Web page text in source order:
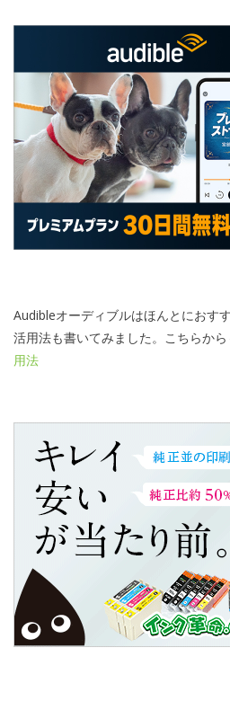
Audibleオーディブルはほんとにおす
活用法も書いてみました。こちらか
用法